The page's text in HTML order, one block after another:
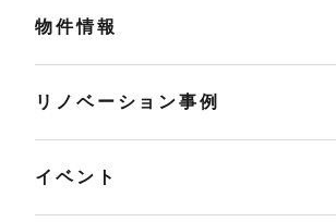
物件情報
リノベーション事例
イベント